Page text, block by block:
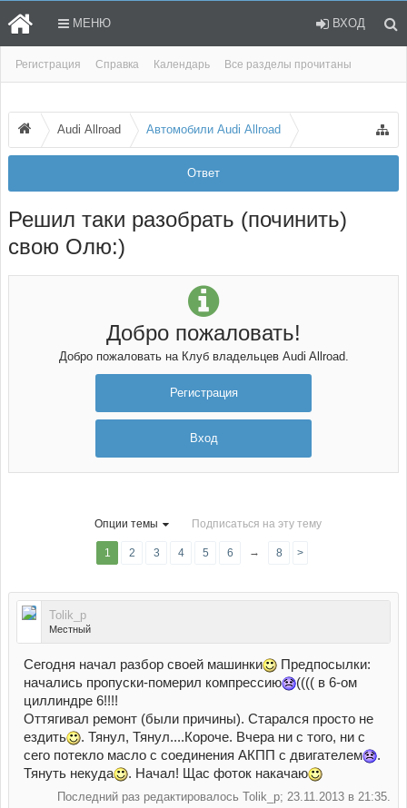
Регистрация Справка Календарь Все разделы прочитаны
МЕНЮ ВХОД
Ответ
Audi Allroad Автомобили Audi Allroad
Решил таки разобрать (починить)
свою Олю:)
Добро пожаловать!
Добро пожаловать на Клуб владельцев Audi Allroad.
Регистрация
Вход
Опции темы Подписаться на эту тему
1 2 3 4 5 6 → 8 >
Tolik_p
Местный
Сегодня начал разбор своей машинки
Предпосылки:
начались пропуски-померил компрессию
(((( в 6-ом
циллиндре 6!!!!
Оттягивал ремонт (были причины). Старался просто не
ездить
. Тянул, Тянул....Короче. Вчера ни с того, ни с
сего потекло масло с соединения АКПП с двигателем
.
Тянуть некуда
. Начал! Щас фоток накачаю
Последний раз редактировалось Tolik_p; 23.11.2013 в 21:35.